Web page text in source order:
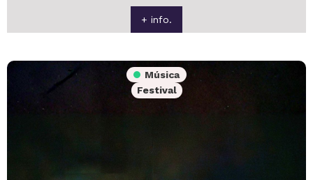
+ info.
Música
Festival